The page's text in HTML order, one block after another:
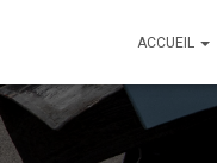
ACCUEIL